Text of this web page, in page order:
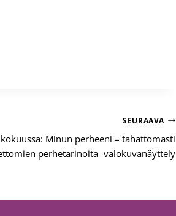
SEURAAVA
Minun perheeni – tahattomasti
perhetarinoita -valokuvanäyttely